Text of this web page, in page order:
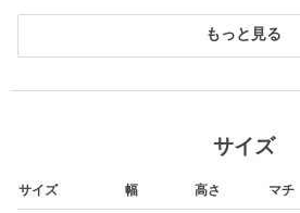
■デザイン
大人気【WEB限定】ダブルハンドルバッ
・メイン収納スペース開け口にフラップ
・ハンドル部分にぷっくり厚みを出し、
もっと見る
サイズ
サイズ 幅 高さ マチ